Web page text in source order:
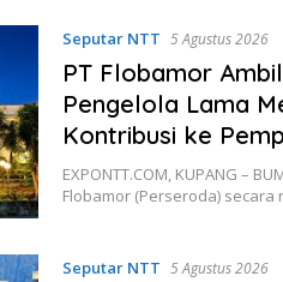
Seputar NTT 5 Agustus 2026
PT Flobamor
Pengelola Lama
Kontribusi ke
EXPONTT.COM, KUPANG –
Flobamor (Perseroda)
Seputar NTT 5 Agustus 2026